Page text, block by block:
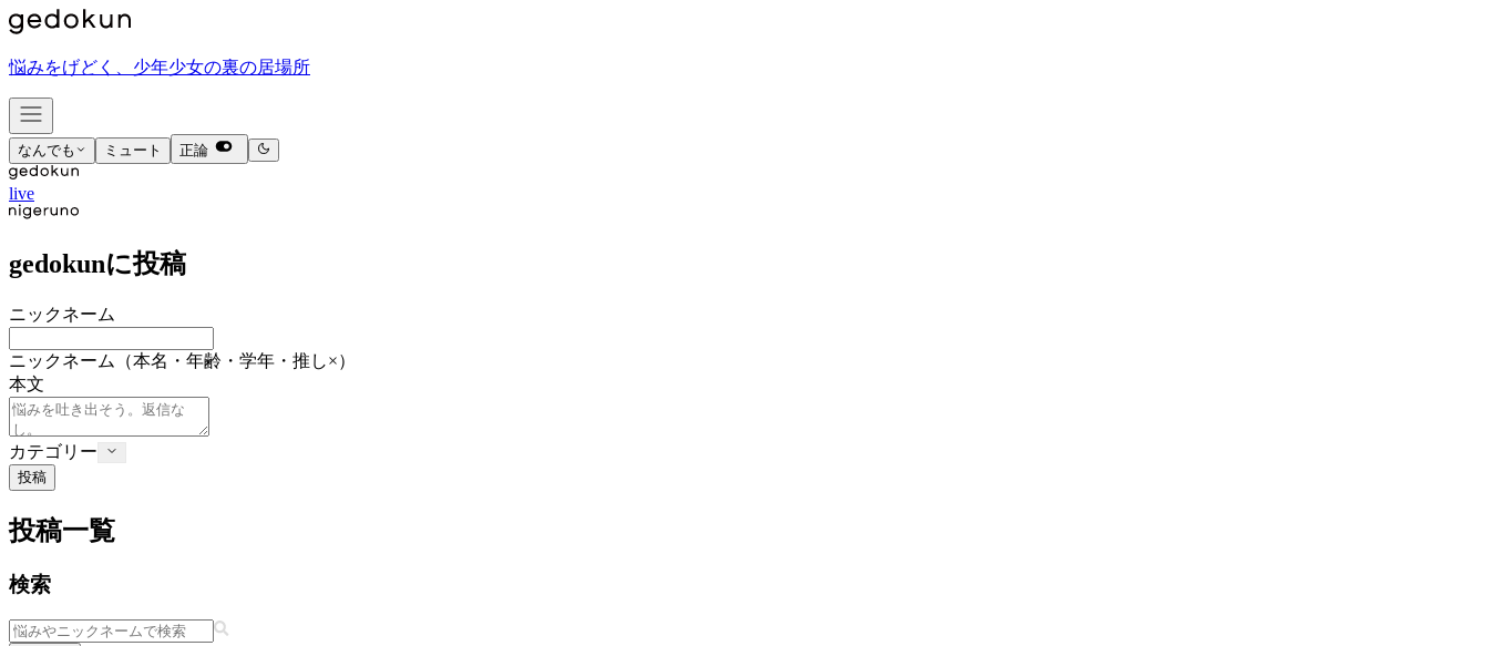
悩みをげどく、少年少女の裏の居場所
なんでも ミュート 正論
live
gedokunに投稿
ニックネーム
ニックネーム
（本名・年齢・学年・推し×）
本文
カテゴリー
投稿
投稿一覧
検索